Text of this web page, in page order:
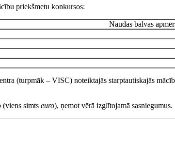
priekšmetu konkursos:
Naudas balvas
(turpmāk – VISC) noteiktajās starptautiskajās
(viens simts euro), ņemot vērā izglītojamā sasniegumus.